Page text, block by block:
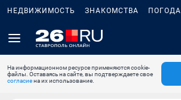
НЕДВИЖИМОСТЬ ЗНАКОМСТВА ПОГОДА
На информационном ресурсе применяются cookie-
файлы. Оставаясь на сайте, вы подтверждаете свое
согласиена их использование.